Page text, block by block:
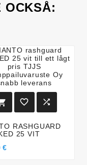
OCKSÅ:
 
RASHGUARD
25 VIT
€